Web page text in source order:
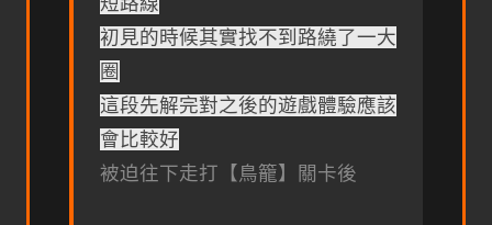
初見的時候其實找不到路繞了一大
圈
這段先解完對之後的遊戲體驗應該
會比較好
被迫往下走打【鳥籠】關卡後